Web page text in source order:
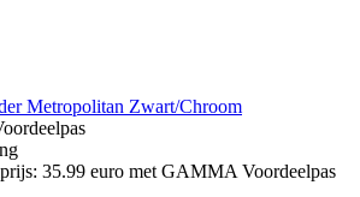
Metropolitan Zwart/Chroom
35.99 euro met GAMMA Voordeelpas